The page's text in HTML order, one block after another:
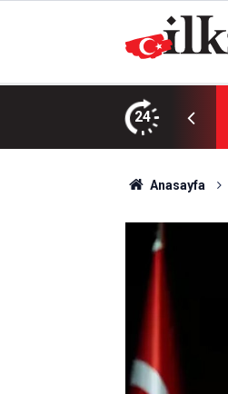
24
Anasayfa